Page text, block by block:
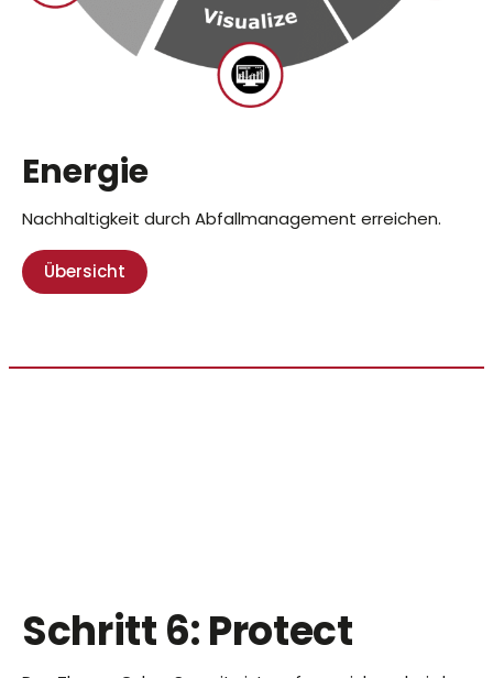
Energie
Nachhaltigkeit durch Abfallmanagement erreichen.
Übersicht
Schritt 6: Protect